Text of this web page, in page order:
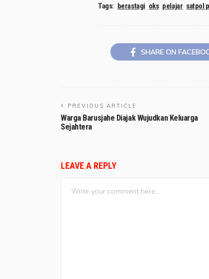
Tags: berastagi oks pelajar satpol
SHARE ON
PREVIOUS ARTICLE
Warga Barusjahe Diajak Wujudkan Keluarga
Sejahtera
LEAVE A REPLY